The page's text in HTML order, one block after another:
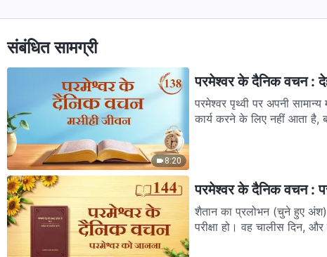
संबंधित सामग्री
8:20
परमेश्वर के दैनिक वचन :
परमेश्वर पृथ्वी पर अपनी
कार्य करने के लिए नहीं आता है,
परमेश्वर के दैनिक वचन :
शैतान का प्रलोभन (चुने हुए अंश) मत्ती 4:1-4 तब आत्मा यीशु को जंगल में ले गया ताकि इब्लीस से उस की
परीक्षा हो। वह चालीस दिन,